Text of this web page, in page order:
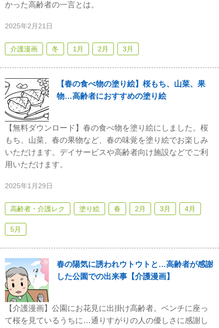
かった高齢者の一言とは。
2025年2月21日
介護漫画 冬 1月 2月 3月
【春の食べ物の塗り絵】桜もち、山菜、果
物…高齢者におすすめの塗り絵
【無料ダウンロード】春の食べ物を塗り絵にしました。桜
もち、山菜、春の果物など、春の味覚を塗り絵でお楽しみ
いただけます。デイサービスや高齢者向け施設などでご利
用いただけます。
2025年1月29日
高齢者・介護レク 塗り絵 春 2月 3月 4月
5月
春の陽気に誘われウトウトと…高齢者が感謝
した公園での出来事【介護漫画】
【介護漫画】公園にお花見に出掛け高齢者。ベンチに座っ
て桜を見ているうちに…通りすがりの人の優しさに感謝し